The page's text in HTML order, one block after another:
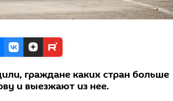
граждане каких стран больше
и выезжают из нее.